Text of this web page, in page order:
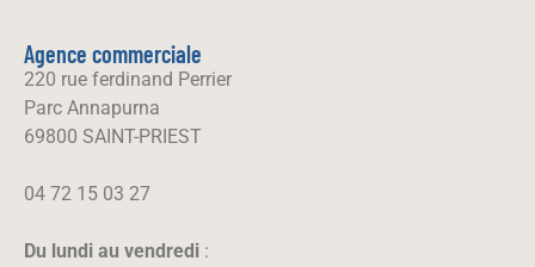
Agence commerciale
220 rue ferdinand Perrier
Parc Annapurna
69800 SAINT-PRIEST
04 72 15 03 27
Du lundi au vendredi :